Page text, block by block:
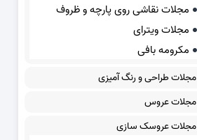
مجلات نقاشی روی پارچه و ظروف
مجلات ویترای
مکرومه بافی
مجلات طراحی و رنگ آمیزی
مجلات عروس
مجلات عروسک سازی